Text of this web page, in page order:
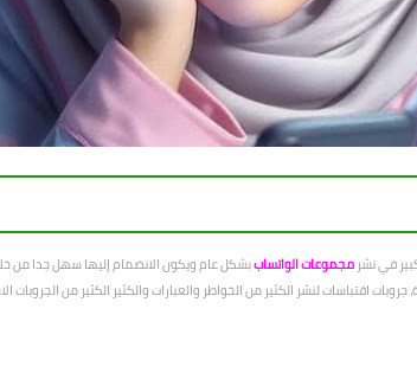
في نشر مجموعات الواتساببشكل عام ويكون الانضمام إليها سهل جدا من
اقتباسات لنشر الكثير من الخواطر والعبارات والكثير الكثير من